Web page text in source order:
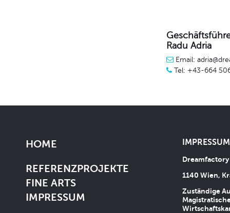
Radu Adria
Email:
Tel: +43-664
HOME
REFERENZPROJEKTE
FINE ARTS
IMPRESSUM
1140 Wien,
Zuständige